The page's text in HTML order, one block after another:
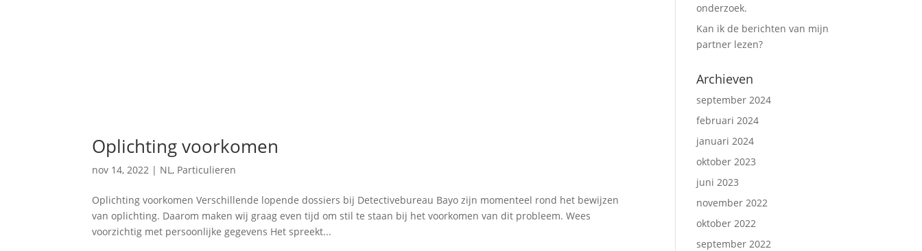
Oplichting voorkomen
nov 14, 2022 | NL , Particulieren
Oplichting voorkomen Verschillende lopende dossiers bij Detectivebureau Bayo zijn momenteel rond het bewijzen
van oplichting. Daarom maken wij graag even tijd om stil te staan bij het voorkomen van dit probleem. Wees
voorzichtig met persoonlijke gegevens Het spreekt...
onderzoek.
Kan ik de berichten van mijn
partner lezen?
Archieven
september 2024
februari 2024
januari 2024
oktober 2023
juni 2023
november 2022
oktober 2022
september 2022